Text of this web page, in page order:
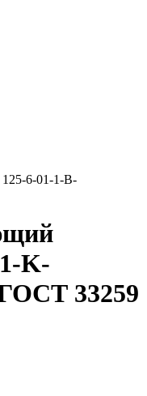
6-01-1-В-
K-
33259